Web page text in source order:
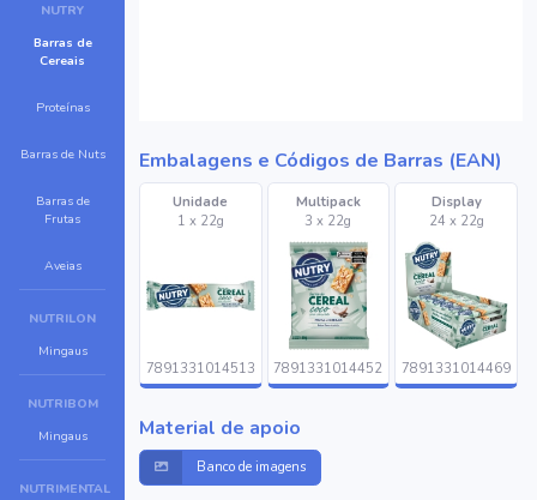
NUTRY
Barras de
Cereais
Proteínas
Barras de Nuts
Barras de
Frutas
Aveias
NUTRILON
Mingaus
NUTRIBOM
Mingaus
NUTRIMENTAL
Embalagens e Códigos de Barras (EAN)
Unidade
1 x 22g
7891331014513
Multipack
3 x 22g
7891331014452
Display
24 x 22g
7891331014469
Material de apoio
Banco de imagens